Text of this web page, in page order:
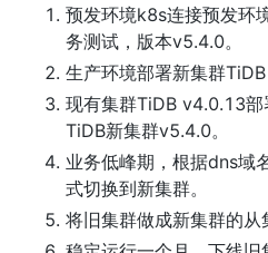
预发环境k8s连接预发环
务测试，版本v5.4.0。
生产环境部署新集群TiDB
现有集群TiDB v4.0.13
TiDB新集群v5.4.0。
业务低峰期，根据dns域
式切换到新集群。
将旧集群做成新集群的从